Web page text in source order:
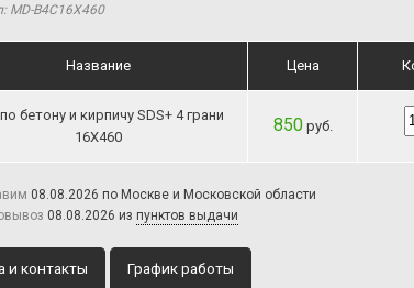
MD-B4C16Х460
Название Цена
бетону и кирпичу SDS+ 4 грани
16Х460
850руб.
08.08.2026 по Москве и Московской области
08.08.2026 из пунктов выдачи
и контакты График работы